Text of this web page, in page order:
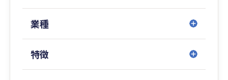
業種
特徴